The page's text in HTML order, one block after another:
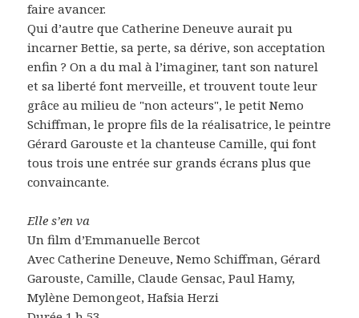
faire avancer.
Qui d’autre que Catherine Deneuve aurait pu
incarner Bettie, sa perte, sa dérive, son acceptation
enfin ? On a du mal à l’imaginer, tant son naturel
et sa liberté font merveille, et trouvent toute leur
grâce au milieu de "non acteurs", le petit Nemo
Schiffman, le propre fils de la réalisatrice, le peintre
Gérard Garouste et la chanteuse Camille, qui font
tous trois une entrée sur grands écrans plus que
convaincante.
Elle s’en va
Un film d’Emmanuelle Bercot
Avec Catherine Deneuve, Nemo Schiffman, Gérard
Garouste, Camille, Claude Gensac, Paul Hamy,
Mylène Demongeot, Hafsia Herzi